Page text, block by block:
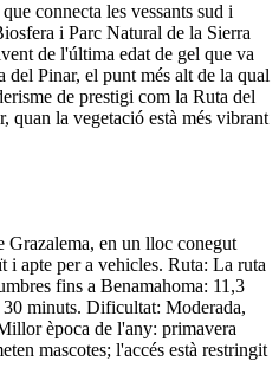
connecta les vessants sud i
i Parc Natural de la Sierra
de l'última edat de gel que va
Pinar, el punt més alt de la qual
de prestigi com la Ruta del
quan la vegetació està més vibrant
Grazalema, en un lloc conegut
apte per a vehicles. Ruta: La ruta
fins a Benamahoma: 11,3
minuts. Dificultat: Moderada,
època de l'any: primavera
mascotes; l'accés està restringit